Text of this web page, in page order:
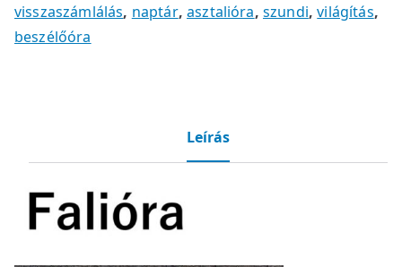
visszaszámlálás, naptár,asztalióra, szundi,világítás,
beszélőóra
Leírás